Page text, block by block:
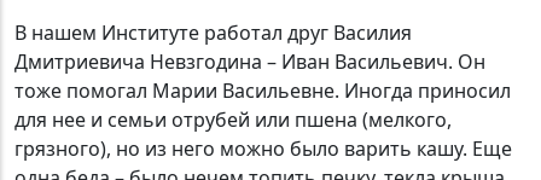
В нашем Институте работал друг Василия
Дмитриевича Невзгодина – Иван Васильевич. Он
тоже помогал Марии Васильевне. Иногда приносил
для нее и семьи отрубей или пшена (мелкого,
грязного), но из него можно было варить кашу. Еще